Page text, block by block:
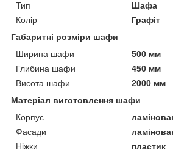
Тип
Шафа
Колір
Графіт
Габаритні розміри шафи
Ширина шафи
500 мм
Глибина шафи
450 мм
Висота шафи
2000 мм
Матеріал виготовлення шафи
Корпус
Фасади
Ніжки
пластик